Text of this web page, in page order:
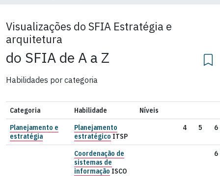
Visualizações do SFIA Estratégia e
arquitetura
do SFIA de A a Z
Habilidades por categoria
Categoria Habilidade
Níveis
Planejamento e
estratégia
Planejamento
estratégico ITSP
4 5 6
Coordenação de
sistemas de
informação ISCO
6